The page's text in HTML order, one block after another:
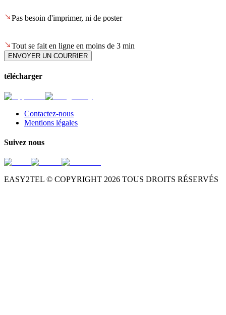
Pas besoin d'imprimer, ni de poster
Tout se fait en ligne en moins de 3 min
ENVOYER UN COURRIER
télécharger
Contactez-nous
Mentions légales
Suivez nous
EASY2TEL © COPYRIGHT 2026 TOUS DROITS RÉSERVÉS